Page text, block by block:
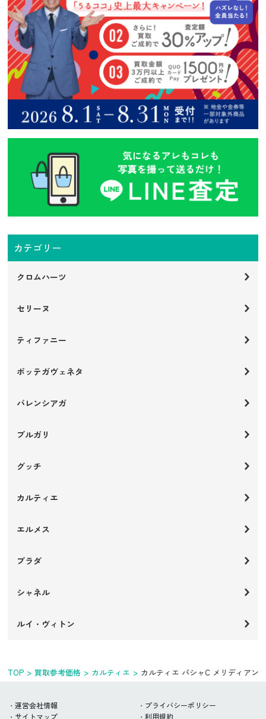
カテゴリー
クロムハーツ
セリーヌ
ティファニー
ボッテガヴェネタ
バレンシアガ
ブルガリ
グッチ
カルティエ
エルメス
プラダ
シャネル
ルイ・ヴィトン
TOP 買取参考価格 カルティエ カルティエ パシャC メリディアン
運営会社情報
プライバシーポリシー
サイトマップ
利用規約